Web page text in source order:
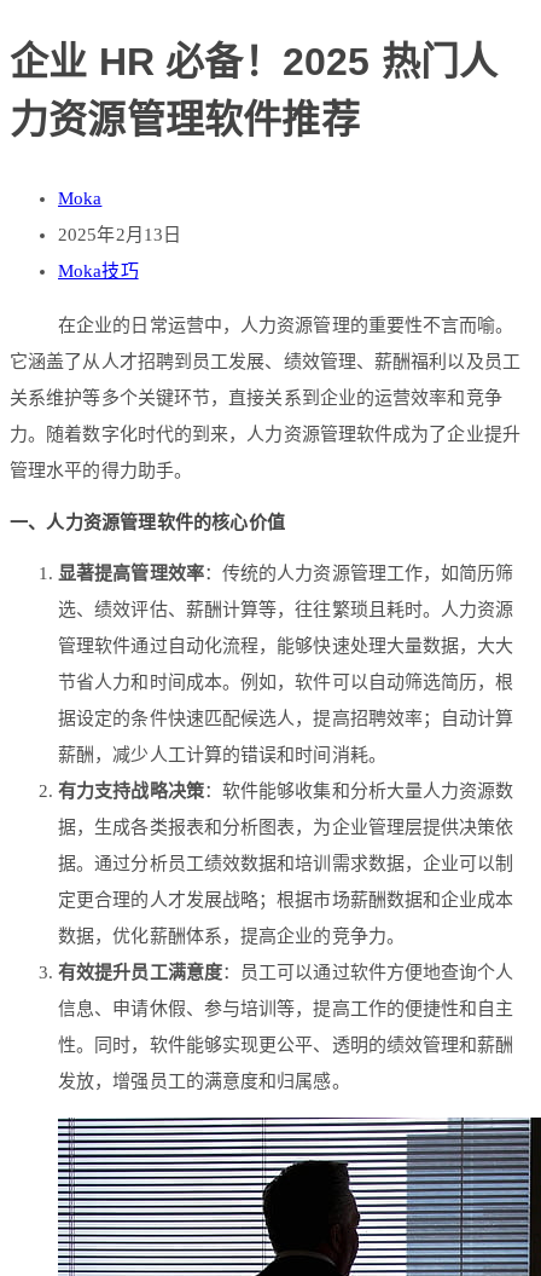
企业 HR 必备！2025 热门人
力资源管理软件推荐
Moka
2025年2月13日
Moka技巧
在企业的日常运营中，人力资源管理的重要性不言而喻。
它涵盖了从人才招聘到员工发展、绩效管理、薪酬福利以及员工
关系维护等多个关键环节，直接关系到企业的运营效率和竞争
力。随着数字化时代的到来，人力资源管理软件成为了企业提升
管理水平的得力助手。
一、人力资源管理软件的核心价值
显著提高管理效率：传统的人力资源管理工作，如简历筛
选、绩效评估、薪酬计算等，往往繁琐且耗时。人力资源
管理软件通过自动化流程，能够快速处理大量数据，大大
节省人力和时间成本。例如，软件可以自动筛选简历，根
据设定的条件快速匹配候选人，提高招聘效率；自动计算
薪酬，减少人工计算的错误和时间消耗。
有力支持战略决策：软件能够收集和分析大量人力资源数
据，生成各类报表和分析图表，为企业管理层提供决策依
据。通过分析员工绩效数据和培训需求数据，企业可以制
定更合理的人才发展战略；根据市场薪酬数据和企业成本
数据，优化薪酬体系，提高企业的竞争力。
有效提升员工满意度：员工可以通过软件方便地查询个人
信息、申请休假、参与培训等，提高工作的便捷性和自主
性。同时，软件能够实现更公平、透明的绩效管理和薪酬
发放，增强员工的满意度和归属感。